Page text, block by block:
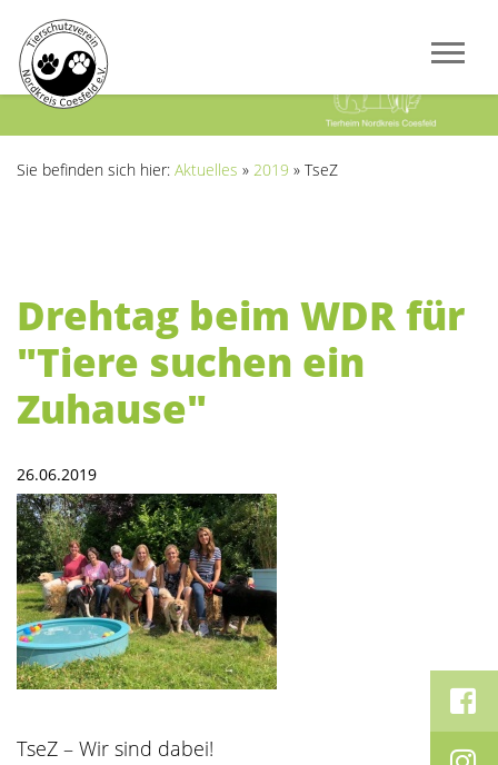
Sie befinden sich hier: Aktuelles » 2019 » TseZ
Drehtag beim WDR für
"Tiere suchen ein
Zuhause"
26.06.2019
TseZ – Wir sind dabei!